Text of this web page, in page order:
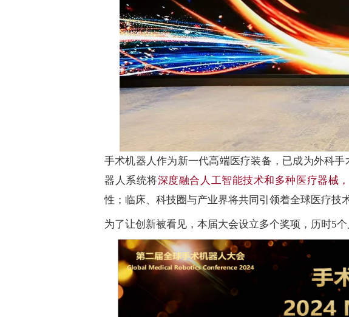
手术机器人作为新一代高端医疗装备，已成为外科手
器人系统将深度融合人工智能技术和多种医疗器械
性； 临床、科技圈与产业界将共同引领着全球医疗技
为了让创新被看见，本届大会设立多个奖项，历时5